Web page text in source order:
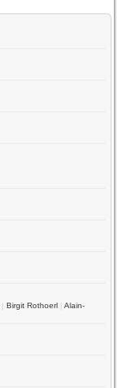
|Birgit Rothoerl |Alain-